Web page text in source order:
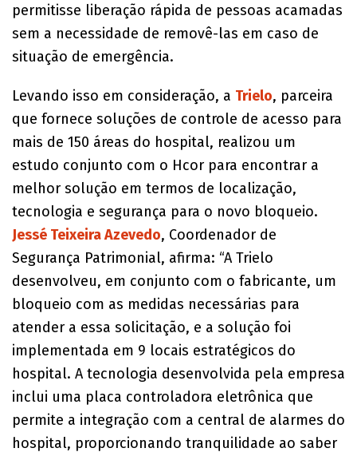
permitisse liberação rápida de pessoas acamadas
sem a necessidade de removê-las em caso de
situação de emergência.
Levando isso em consideração, a Trielo, parceira
que fornece soluções de controle de acesso para
mais de 150 áreas do hospital, realizou um
estudo conjunto com o Hcor para encontrar a
melhor solução em termos de localização,
tecnologia e segurança para o novo bloqueio.
Jessé Teixeira Azevedo, Coordenador de
Segurança Patrimonial, afirma: “A Trielo
desenvolveu, em conjunto com o fabricante, um
bloqueio com as medidas necessárias para
atender a essa solicitação, e a solução foi
implementada em 9 locais estratégicos do
hospital. A tecnologia desenvolvida pela empresa
inclui uma placa controladora eletrônica que
permite a integração com a central de alarmes do
hospital, proporcionando tranquilidade ao saber